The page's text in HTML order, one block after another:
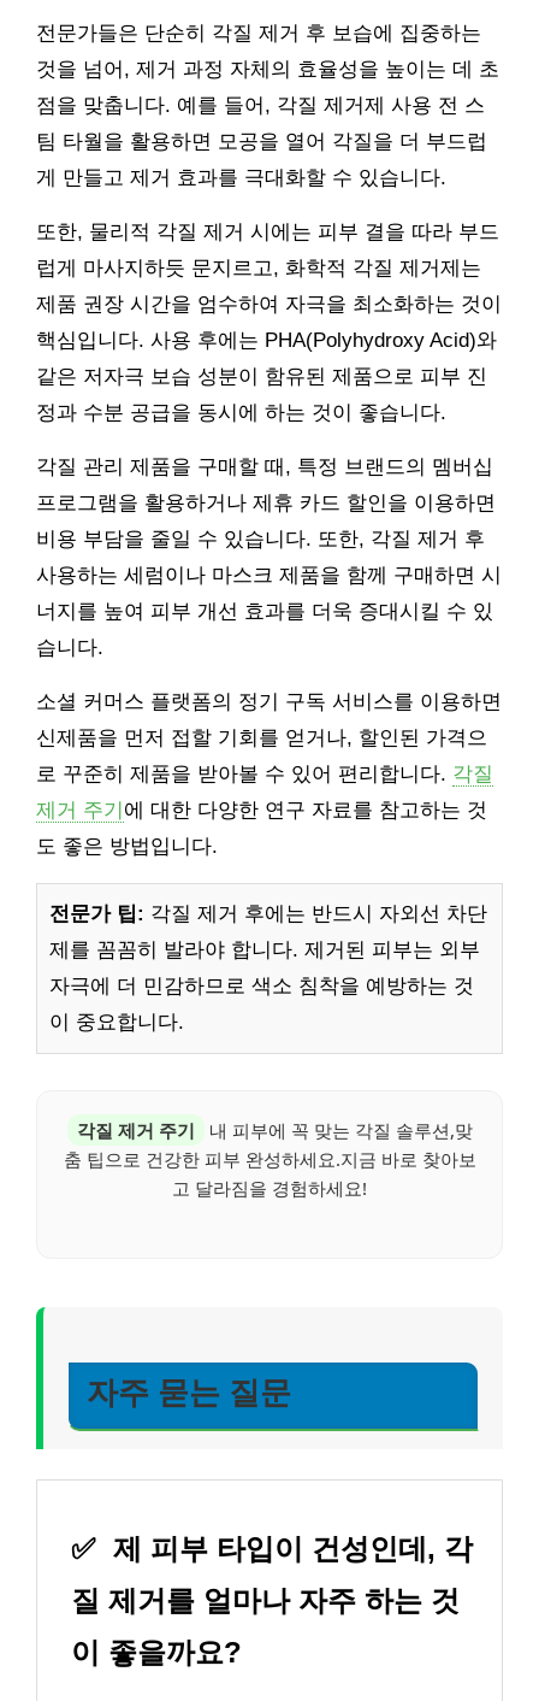
전문가들은 단순히 각질 제거 후 보습에 집중하는
것을 넘어, 제거 과정 자체의 효율성을 높이는 데 초
점을 맞춥니다. 예를 들어, 각질 제거제 사용 전 스
팀 타월을 활용하면 모공을 열어 각질을 더 부드럽
게 만들고 제거 효과를 극대화할 수 있습니다.
또한, 물리적 각질 제거 시에는 피부 결을 따라 부드
럽게 마사지하듯 문지르고, 화학적 각질 제거제는
제품 권장 시간을 엄수하여 자극을 최소화하는 것이
핵심입니다. 사용 후에는 PHA(Polyhydroxy Acid)와
같은 저자극 보습 성분이 함유된 제품으로 피부 진
정과 수분 공급을 동시에 하는 것이 좋습니다.
각질 관리 제품을 구매할 때, 특정 브랜드의 멤버십
프로그램을 활용하거나 제휴 카드 할인을 이용하면
비용 부담을 줄일 수 있습니다. 또한, 각질 제거 후
사용하는 세럼이나 마스크 제품을 함께 구매하면 시
너지를 높여 피부 개선 효과를 더욱 증대시킬 수 있
습니다.
소셜 커머스 플랫폼의 정기 구독 서비스를 이용하면
신제품을 먼저 접할 기회를 얻거나, 할인된 가격으
로 꾸준히 제품을 받아볼 수 있어 편리합니다. 각질
제거 주기 에 대한 다양한 연구 자료를 참고하는 것
도 좋은 방법입니다.
전문가 팁: 각질 제거 후에는 반드시 자외선 차단
제를 꼼꼼히 발라야 합니다. 제거된 피부는 외부
자극에 더 민감하므로 색소 침착을 예방하는 것
이 중요합니다.
각질 제거 주기
내 피부에 꼭 맞는 각질 솔루션,맞
춤 팁으로 건강한 피부 완성하세요.지금 바로 찾아보
고 달라짐을 경험하세요!
자주 묻는 질문
✅ 제 피부 타입이 건성인데, 각
질 제거를 얼마나 자주 하는 것
이 좋을까요?